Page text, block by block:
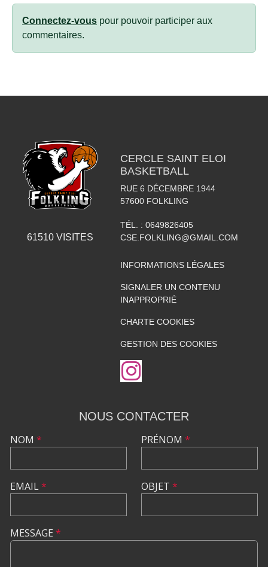
Connectez-vous pour pouvoir participer aux
commentaires.
61510VISITES
CERCLE SAINT ELOI
BASKETBALL
RUE 6 DÉCEMBRE 1944
57600 FOLKLING
TÉL. : 0649826405
CSE.FOLKLING@GMAIL.COM
INFORMATIONS LÉGALES
SIGNALER UN CONTENU
INAPPROPRIÉ
CHARTE COOKIES
GESTION DES COOKIES
NOUS CONTACTER
NOM *
EMAIL*
PRÉNOM *
OBJET *
MESSAGE *